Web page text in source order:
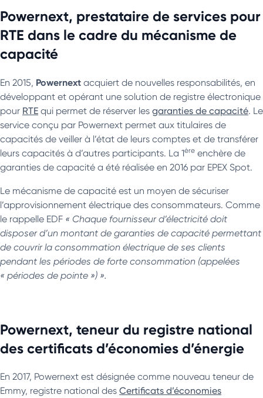
Powernext, prestataire de services pour
RTE dans le cadre du mécanisme de
capacité
En 2015, Powernext acquiert de nouvelles responsabilités, en
développant et opérant une solution de registre électronique
pour RTE qui permet de réserver les garanties de capacité. Le
service conçu par Powernext permet aux titulaires de
capacités de veiller à l’état de leurs comptes et de transférer
leurs capacités à d’autres participants. La 1ère enchère de
garanties de capacité a été réalisée en 2016 par EPEX Spot.
Le mécanisme de capacité est un moyen de sécuriser
l’approvisionnement électrique des consommateurs. Comme
le rappelle EDF « Chaque fournisseur d’électricité doit
disposer d’un montant de garanties de capacité permettant
de couvrir la consommation électrique de ses clients
pendant les périodes de forte consommation (appelées
« périodes de pointe ») ».
Powernext, teneur du registre national
des certificats d’économies d’énergie
En 2017, Powernext est désignée comme nouveau teneur de
Emmy, registre national des Certificats d’économies